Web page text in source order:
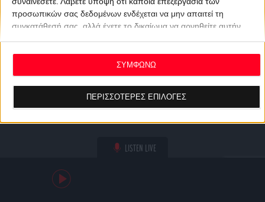
προσωπικών σας δεδομένων ενδέχεται να μην απαιτεί τη
συγκατάθεσή σας, αλλά έχετε το δικαίωμα να αρνηθείτε αυτήν
ανακαλέσετε τη συγκατάθεσή σας ανά πάσα στιγμή
επιστρέφοντας σε αυτόν τον ιστότοπο και κάνοντας κλικ στο
κουμπί "Απορρήτου" στο κάτω μέρος της ιστοσελίδας.
ΠΕΡΙΣΣΟΤΕΡΕΣ ΕΠΙΛΟΓΕΣ
ΣΥΜΦΩΝΩ
LISTEN LIVE